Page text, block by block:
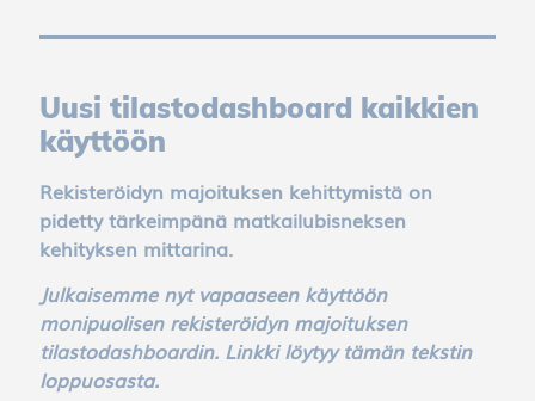
Uusi tilastodashboard kaikkien
käyttöön
Rekisteröidyn majoituksen kehittymistä on
pidetty tärkeimpänä matkailubisneksen
kehityksen mittarina.
Julkaisemme nyt vapaaseen käyttöön
monipuolisen rekisteröidyn majoituksen
tilastodashboardin. Linkki löytyy tämän tekstin
loppuosasta.